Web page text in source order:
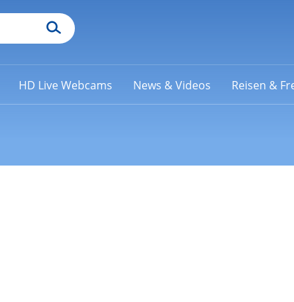
HD Live Webcams News & Videos Reisen &